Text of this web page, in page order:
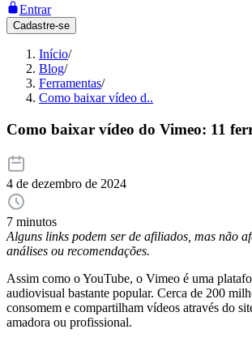
Entrar
Cadastre-se
Início/
Blog/
Ferramentas/
Como baixar vídeo d..
Como baixar vídeo do Vimeo: 11
4 de dezembro de 2024
7 minutos
Alguns links podem ser de afiliados, mas não
análises ou recomendações.
Assim como o YouTube, o Vimeo é uma
audiovisual bastante popular. Cerca de 200
consomem e compartilham vídeos através do
amadora ou profissional.